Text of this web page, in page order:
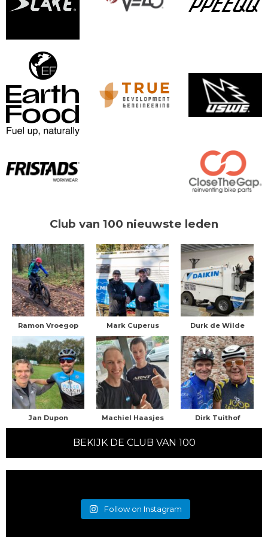
Club van 100 nieuwste leden
Ramon Vroegop Mark Cuperus Durk de Wilde
Jan Dupon Machiel Haasjes Dirk Tuithof
BEKIJK DE CLUB VAN 100
Follow on Instagram